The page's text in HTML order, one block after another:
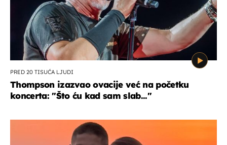
PRED 20 TISUĆA LJUDI
Thompson izazvao ovacije već na početku
koncerta: "Što ću kad sam slab..."